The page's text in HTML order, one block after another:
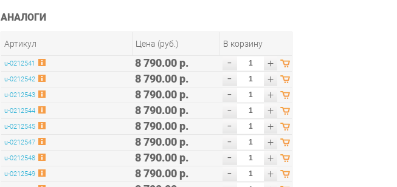
АНАЛОГИ
Артикул Цена (руб.) В корзину
u-0212541 8 790.00 р. - +
u-0212542 8 790.00 р. - +
u-0212543 8 790.00 р. - +
u-0212544 8 790.00 р. - +
u-0212545 8 790.00 р. - +
u-0212547 8 790.00 р. - +
u-0212548 8 790.00 р. - +
u-0212549 8 790.00 р. - +